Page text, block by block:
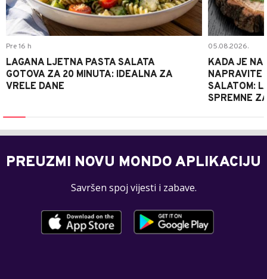
Pre 16 h
LAGANA LJETNA PASTA SALATA
GOTOVA ZA 20 MINUTA: IDEALNA ZA
VRELE DANE
05.08.2026.
KADA JE
NAPRAVITE
SALATOM:
SPREMNE
PREUZMI NOVU MONDO APLIKACIJU
Savršen spoj vijesti i zabave.